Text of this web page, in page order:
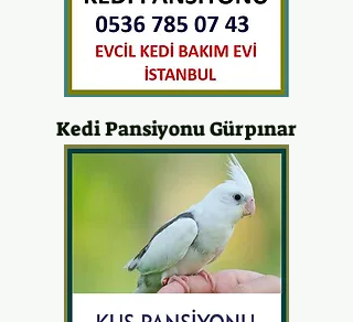
Kedi Pansiyonu Gürpınar